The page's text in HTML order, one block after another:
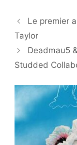
Le premier
Taylor
Deadmau5
Studded